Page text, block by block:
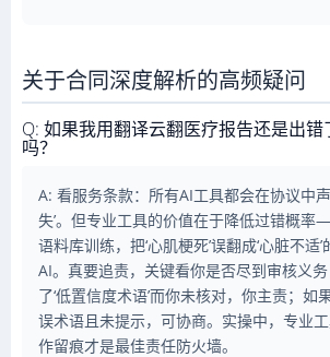
关于合同深度解析的高频疑问
Q: 如果我用翻译云翻医疗报告还是出
吗？
A: 看服务条款：所有AI工具都会在协议中
失’。但专业工具的价值在于降低过错概
语料库训练，把‘心肌梗死’误翻成‘心脏不适
AI。真要追责，关键看你是否尽到审核义
了‘低置信度术语’而你未核对，你主责；如
误术语且未提示，可协商。实操中，专业
作留痕才是最佳责任防火墙。